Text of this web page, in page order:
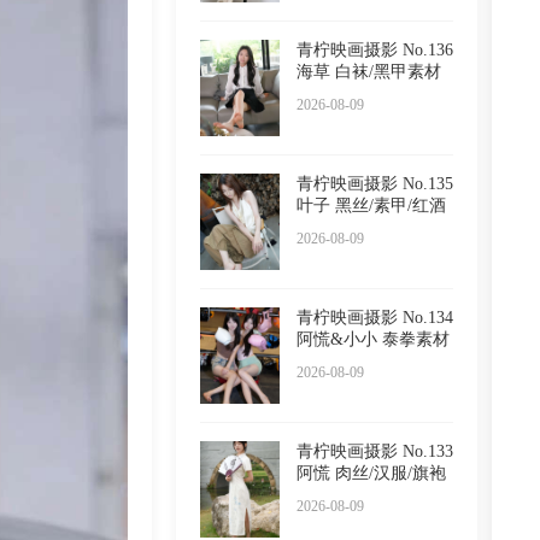
青柠映画摄影 No.136
海草 白袜/黑甲素材
2026-08-09
青柠映画摄影 No.135
叶子 黑丝/素甲/红酒
2026-08-09
青柠映画摄影 No.134
阿慌&小小 泰拳素材
2026-08-09
青柠映画摄影 No.133
阿慌 肉丝/汉服/旗袍
2026-08-09